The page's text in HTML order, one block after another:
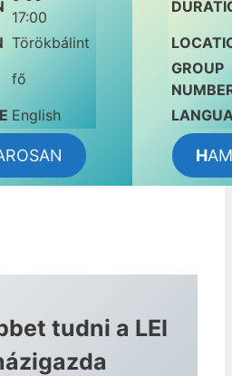
17:00
Törökbálint
fő
English
GROUP
H
tudni a LEI